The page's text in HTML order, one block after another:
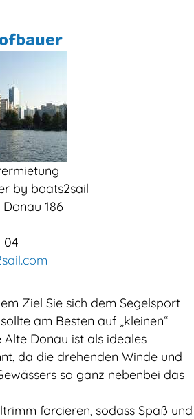
by boats2sail
186
04
Ziel Sie sich dem Segelsport
am Besten auf „kleinen“
Donau ist als ideales
da die drehenden Winde und
so ganz nebenbei das
forcieren, sodass Spaß und